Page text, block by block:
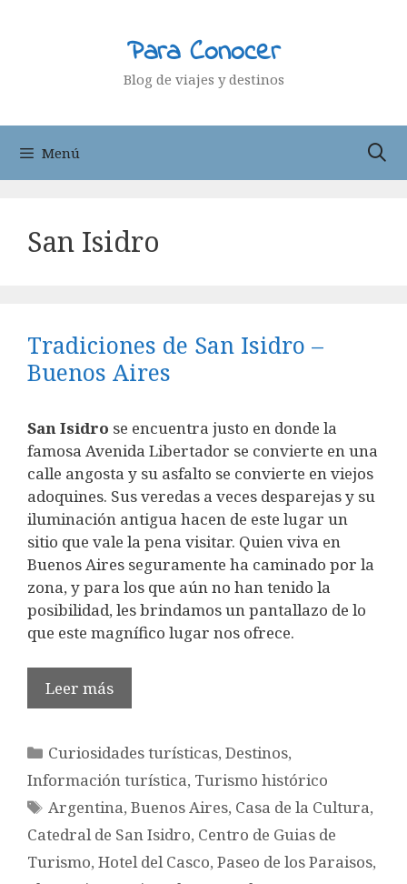
Para Conocer
Blog de viajes y destinos
Menú
San Isidro
Tradiciones de San Isidro –
Buenos Aires
San Isidro se encuentra justo en donde la
famosa Avenida Libertador se convierte en una
calle angosta y su asfalto se convierte en viejos
adoquines. Sus veredas a veces desparejas y su
iluminación antigua hacen de este lugar un
sitio que vale la pena visitar. Quien viva en
Buenos Aires seguramente ha caminado por la
zona, y para los que aún no han tenido la
posibilidad, les brindamos un pantallazo de lo
que este magnífico lugar nos ofrece.
Leer más
Categorías
Curiosidades turísticas,Destinos,
Información turística, Turismo histórico
Etiquetas
Argentina,Buenos Aires, Casa de la Cultura,
Catedral de San Isidro, Centro de Guias de
Turismo, Hotel del Casco, Paseo de los Paraisos,